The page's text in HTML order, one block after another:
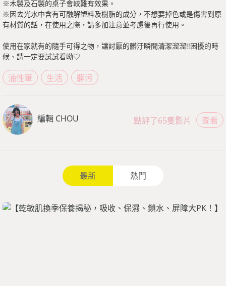
※木製及石製的桌子會較難有效果。
※因去光水中含有可融解塑料及樹脂的成分，不想要掉色或是傷害到原
有材質的話，在使用之際，請多加注意並考慮後再行使用。
使用在家就有的隨手可得之物，讓討厭的髒汙瞬間清潔溜溜!!困擾的時
候、請一定要試試看呦♡
油性筆 生活 髒污
編輯 CHOU 查看
點評了65隻影片
最新 熱門